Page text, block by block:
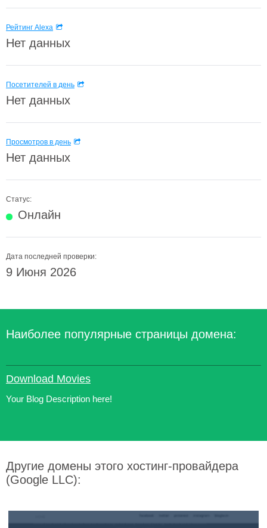
Рейтинг Alexa
Нет данных
Посетителей в день
Нет данных
Просмотров в день
Нет данных
Статус:
Онлайн
Дата последней проверки:
9 Июня 2026
Наиболее популярные страницы домена:
Download Movies
Your Blog Description here!
Другие домены этого хостинг-провайдера
(Google LLC):